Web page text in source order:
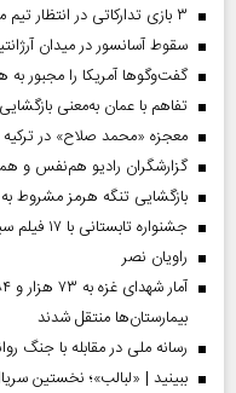
۳ بازی تدارکاتی در انتظار تیم ملی ایران در فیفادی مهر
سقوط آسانسور در میدان آرژانتین ۹ مصدوم برجا
گفت‌وگوها آمریکا را مجبور
تفاهم با عمان به‌معنی
معجزه «محمد صلاح» در ترکیه
گزارشگران رادیو هم‌نفس و
بازگشایی تنگه هرمز مشروط
جشنواره تابستانی با ۱۷ فیلم سینمایی و انیمیشن روی آنتن تلویزیون
راویان نصر
بیمارستان‌ها منتقل شدند
رسانه ملی در مقابله با جنگ
ببینید | «لبالب»؛ نخستین